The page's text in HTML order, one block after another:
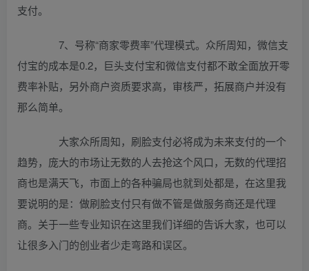
支付。
7、号称“商家零费率”代理模式。众所周知，微信支
付宝的成本是0.2，巨头支付宝和微信支付都不敢全面放开零
费率补贴，另外商户资质要求高，审核严，拓展商户并没有
那么简单。
大家众所周知，刷脸支付必将成为未来支付的一个
趋势，庞大的市场让无数的人去抢这个风口，无数的代理招
商也是满天飞，市面上的各种骗局也就到处都是，在这里我
要说明的是：做刷脸支付只有做不管是做服务商还是代理
商。关于一些专业知识在这里我们详细的告诉大家，也可以
让很多入门的创业者少走弯路和误区。